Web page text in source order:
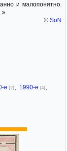
и малопонятно.
© SoN
е (2) 1990-е (4)